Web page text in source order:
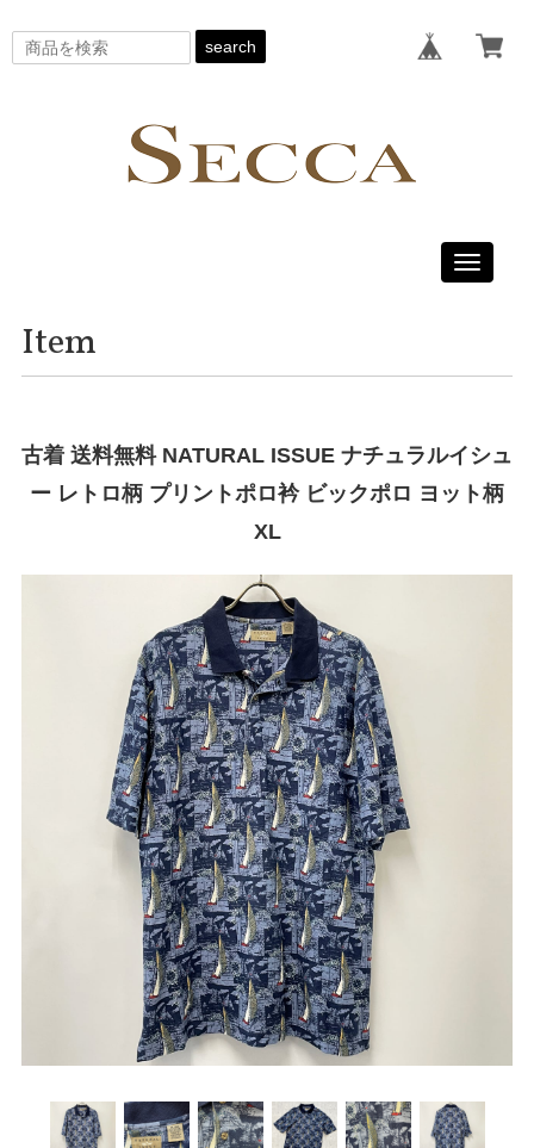
search
Toggle
Item
古着 送料無料 NATURAL ISSUE ナチュラルイシュ
ー レトロ柄 プリントポロ衿 ビックポロ ヨット柄
XL